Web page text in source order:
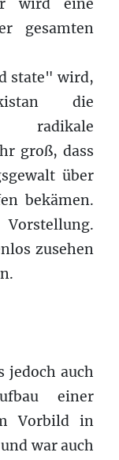
wird eine
gesamten
state" wird,
die
radikale
groß, dass
über
bekämen.
zusehen
jedoch auch
einer
Vorbild in
war auch